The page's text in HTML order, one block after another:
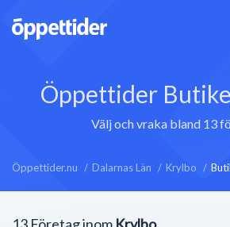
Öppettider
Välj och vraka bland 13
Öppettider.nu Dalarnas Län Krylbo